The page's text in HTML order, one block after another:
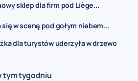
sklep dla firm pod Liège...
w scenę pod gołym niebem...
dla turystów uderzyła w drzewo
tym tygodniu